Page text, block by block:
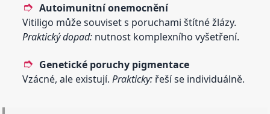
Autoimunitní onemocnění
Vitiligo může souviset s poruchami štítné žlázy.
Praktický dopad: nutnost komplexního vyšetření.
Genetické poruchy pigmentace
Vzácné, ale existují.Prakticky: řeší se individuálně.